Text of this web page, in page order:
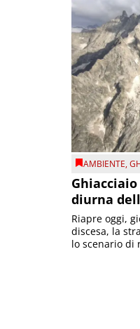
AMBIENTE,
diurna
Riapre oggi,
discesa, la
lo scenario di